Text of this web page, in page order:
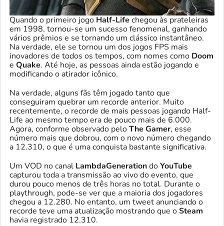
Quando o primeiro jogo Half-Life chegou às prateleiras
em 1998, tornou-se um sucesso fenomenal, ganhando
vários prêmios e se tornando um clássico instantâneo.
Na verdade, ele se tornou um dos jogos FPS mais
inovadores de todos os tempos, com nomes como Doom
e Quake. Até hoje, as pessoas ainda estão jogando e
modificando o atirador icônico.
Na verdade, alguns fãs têm jogado tanto que
conseguiram quebrar um recorde anterior. Muito
recentemente, o recorde de mais pessoas jogando Half-
Life ao mesmo tempo era de pouco mais de 6.000.
Agora, conforme observado peloThe Gamer, esse
número mais que dobrou, com o novo número chegando
a 12.310, o que é uma conquista bastante significativa.
Um VOD no canal LambdaGenerationdoYouTube
capturou toda a transmissão ao vivo do evento, que
durou pouco menos de três horas no total. Durante o
playthrough, pode-se ver que a maioria dos jogadores
chegou a 12.280. No entanto, um tweet anunciando o
recorde teve uma atualização mostrando que oSteam
havia registrado 12.310.